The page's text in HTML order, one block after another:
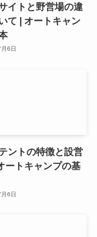
イトと野営場の違
て | オートキャン
6日
ントの特徴と設営
ートキャンプの基
6日